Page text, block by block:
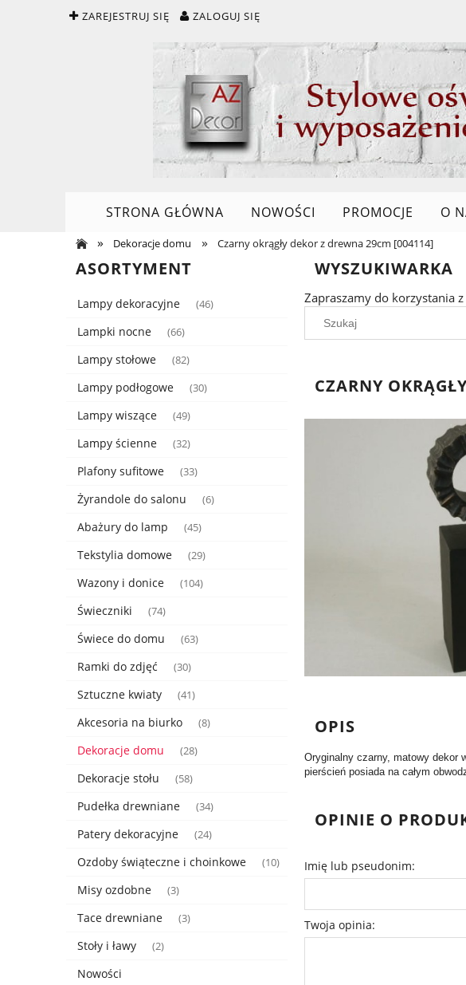
ZAREJESTRUJ SIĘ ZALOGUJ SIĘ
STRONA GŁÓWNA NOWOŚCI PROMOCJE O
» Dekoracje domu » Czarny okrągły dekor z drewna 29cm [004114]
ASORTYMENT
Lampy dekoracyjne (46)
Lampki nocne (66)
Lampy stołowe (82)
Lampy podłogowe (30)
Lampy wiszące (49)
Lampy ścienne (32)
Plafony sufitowe (33)
Żyrandole do salonu (6)
Abażury do lamp (45)
Tekstylia domowe (29)
Wazony i donice (104)
Świeczniki (74)
Świece do domu (63)
Ramki do zdjęć (30)
Sztuczne kwiaty (41)
Akcesoria na biurko (8)
Dekoracje domu (28)
Dekoracje stołu (58)
Pudełka drewniane (34)
Patery dekoracyjne (24)
Ozdoby świąteczne i choinkowe (10)
Misy ozdobne (3)
Tace drewniane (3)
Stoły i ławy (2)
Nowości
WYSZUKIWARKA
Zapraszamy do korzystania
CZARNY
OPIS
Oryginalny czarny, matowy dekor
pierścień posiada na całym
OPINIE O
Imię lub pseudonim:
Twoja opinia: